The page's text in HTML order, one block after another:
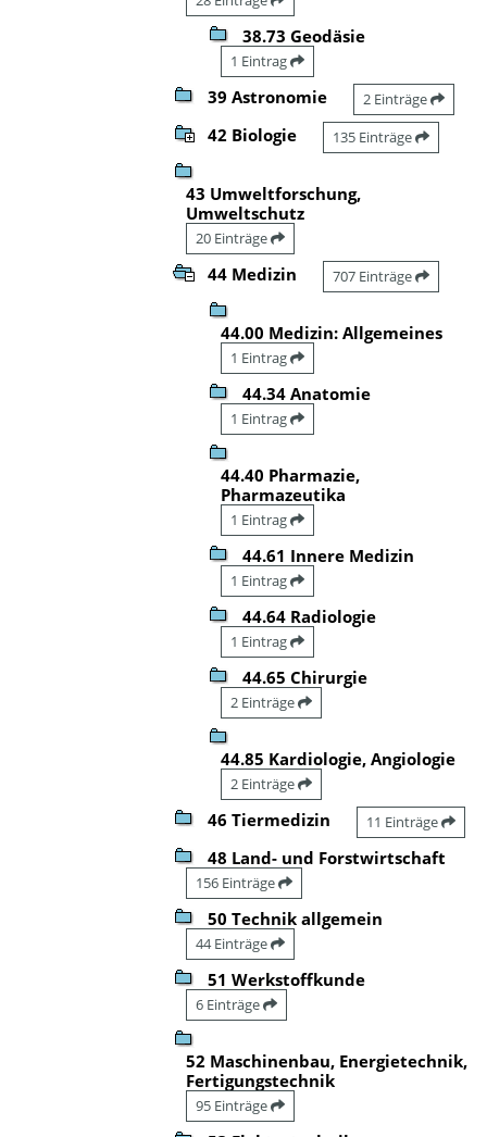
38.73 Geodäsie
1 Eintrag
39 Astronomie 2 Einträge
42 Biologie 135 Einträge
43 Umweltforschung,
Umweltschutz
20 Einträge
44 Medizin 707 Einträge
44.00 Medizin: Allgemeines
1 Eintrag
44.34 Anatomie
1 Eintrag
44.40 Pharmazie,
Pharmazeutika
1 Eintrag
44.61 Innere Medizin
1 Eintrag
44.64 Radiologie
1 Eintrag
44.65 Chirurgie
2 Einträge
44.85 Kardiologie, Angiologie
2 Einträge
46 Tiermedizin 11 Einträge
48 Land- und Forstwirtschaft
156 Einträge
50 Technik allgemein
44 Einträge
51 Werkstoffkunde
6 Einträge
52 Maschinenbau, Energietechnik,
Fertigungstechnik
95 Einträge